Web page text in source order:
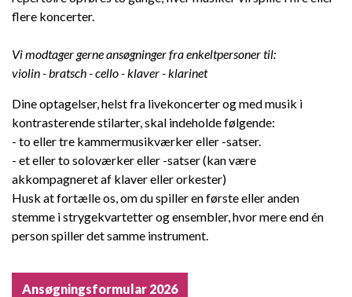
flere koncerter.
Vi modtager gerne ansøgninger fra enkeltpersoner til:
violin - bratsch - cello - klaver - klarinet
Dine optagelser, helst fra livekoncerter og med musik i
kontrasterende stilarter, skal indeholde følgende:
- to eller tre kammermusikværker eller -satser.
- et eller to soloværker eller -satser (kan være
akkompagneret af klaver eller orkester)
Husk at fortælle os, om du spiller en første eller anden
stemme i strygekvartetter og ensembler, hvor mere end én
person spiller det samme instrument.
Ansøgningsformular 2026